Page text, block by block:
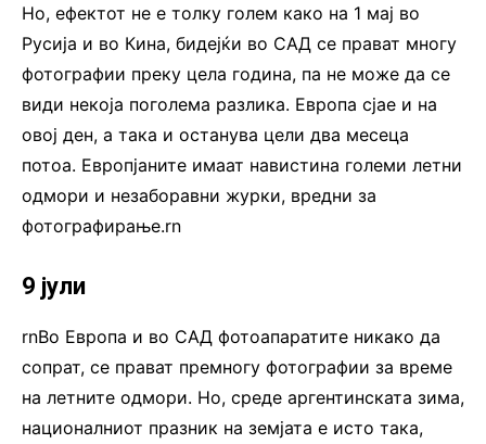
Но, ефектот не е толку голем како на 1 мај во
Русија и во Кина, бидејќи во САД се прават многу
фотографии преку цела година, па не може да се
види некоја поголема разлика. Европа сјае и на
овој ден, а така и останува цели два месеца
потоа. Европјаните имаат навистина големи летни
одмори и незаборавни журки, вредни за
фотографирање.rn
9 јули
rnВо Европа и во САД фотоапаратите никако да
сопрат, се прават премногу фотографии за време
на летните одмори. Но, среде аргентинската зима,
националниот празник на земјата е исто така,